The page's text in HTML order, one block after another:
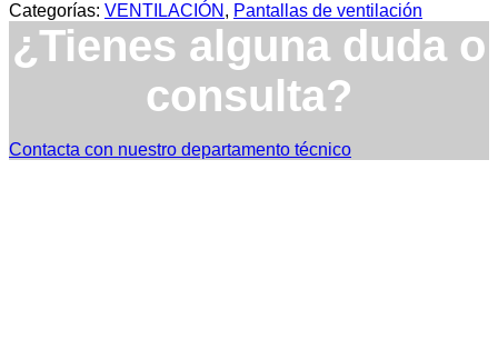
Categorías: VENTILACIÓN , Pantallas de ventilación
¿Tienes alguna duda o
consulta?
Contacta con nuestro departamento técnico